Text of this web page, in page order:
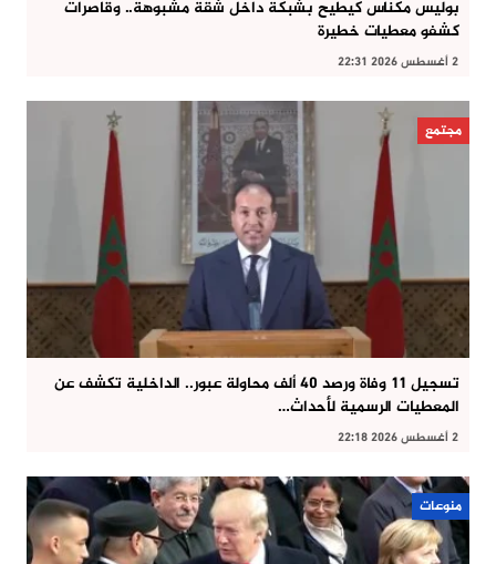
بوليس مكناس كيطيح بشبكة داخل شقة مشبوهة.. وقاصرات
كشفو معطيات خطيرة
2 أغسطس 2026 22:31
مجتمع
تسجيل 11 وفاة ورصد 40 ألف محاولة عبور.. الداخلية تكشف عن
المعطيات الرسمية لأحداث…
2 أغسطس 2026 22:18
منوعات